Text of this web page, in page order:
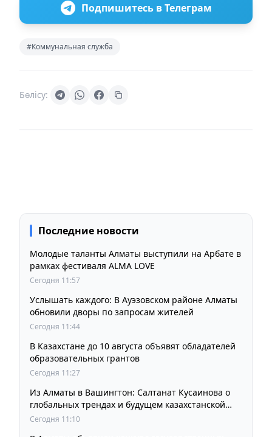
Подпишитесь в Телеграм
#Коммунальная служба
Бөлісу:
Последние новости
Молодые таланты Алматы выступили на Арбате в
рамках фестиваля ALMA LOVE
Сегодня 11:57
Услышать каждого: В Ауэзовском районе Алматы
обновили дворы по запросам жителей
Сегодня 11:44
В Казахстане до 10 августа объявят обладателей
образовательных грантов
Сегодня 11:27
Из Алматы в Вашингтон: Салтанат Кусаинова о
глобальных трендах и будущем казахстанской
школы
Сегодня 11:10